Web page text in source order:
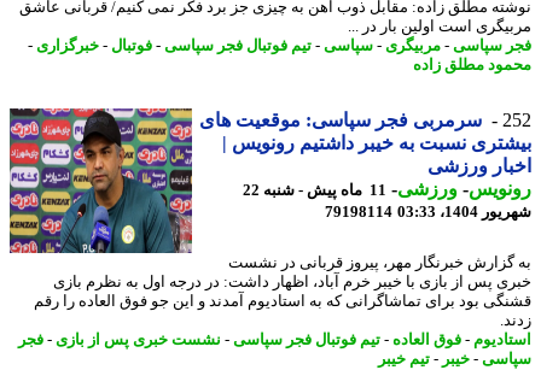
مطلق زاده: مقابل ذوب آهن به چیزی جز برد فکر نمی کنیم/ قربانی عاشق
است اولین بار در ...
سپاسی-مربیگری- سپاسی-تیم فوتبال فجر سپاسی-فوتبال-خبرگزاری
مطلق زاده
سرمربی فجر سپاسی: موقعیت های
نسبت به خیبر داشتیم رونویس |
ورزشی
-ورزشی-
11 ماه پیش - شنبه 22
03:33
79198114
خبرنگار مهر، پیروز قربانی در نشست
پس از بازی با خیبر خرم آباد، اظهار داشت: در درجه اول به نظرم بازی
بود برای تماشاگرانی که به استادیوم آمدند و این جو فوق العاده را رقم
-فوق العاده-تیم فوتبال فجر سپاسی-نشست خبری پس از بازی - فجر
-خیبر -تیم خیبر